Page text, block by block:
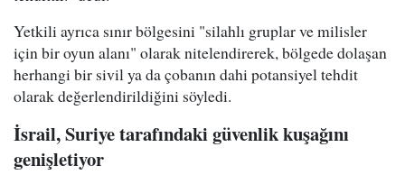
Yetkili ayrıca sınır bölgesini "silahlı gruplar ve milisler
için bir oyun alanı" olarak nitelendirerek, bölgede dolaşan
herhangi bir sivil ya da çobanın dahi potansiyel tehdit
olarak değerlendirildiğini söyledi.
İsrail, Suriye tarafındaki güvenlik kuşağını
genişletiyor